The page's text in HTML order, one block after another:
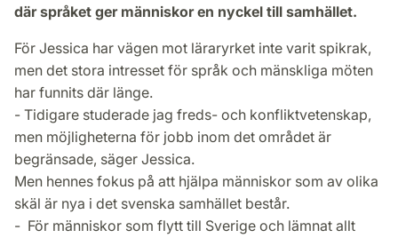
där språket ger människor en nyckel till samhället.
För Jessica har vägen mot läraryrket inte varit spikrak,
men det stora intresset för språk och mänskliga möten
har funnits där länge.
- Tidigare studerade jag freds- och konfliktvetenskap,
men möjligheterna för jobb inom det området är
begränsade, säger Jessica.
Men hennes fokus på att hjälpa människor som av olika
skäl är nya i det svenska samhället består.
- För människor som flytt till Sverige och lämnat allt